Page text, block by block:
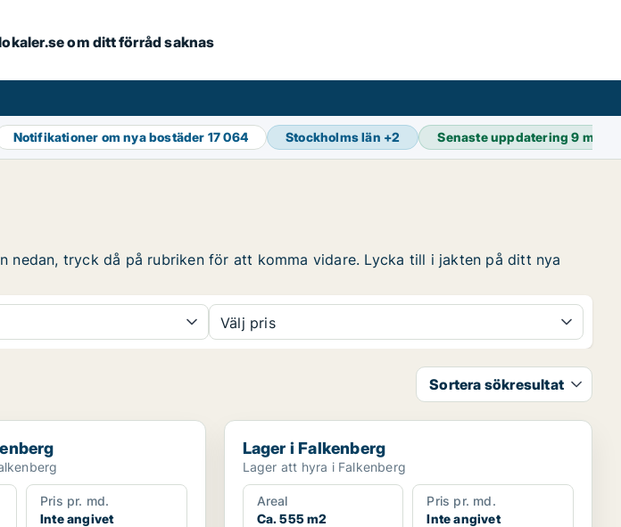
om ditt förråd saknas
Notifikationer om nya bostäder 17 064 Stockholms län +2 Senaste uppdatering9 min
nedan, tryck då på rubriken för att komma vidare. Lycka till i jakten på ditt nya
Välj pris
Sortera sökresultat
Pris pr. md.
Inte angivet
Lager i Falkenberg
Lager i Falkenberg
Lager att hyra i Falkenberg
Areal
Ca. 555 m2
Pris pr. md.
Inte angivet